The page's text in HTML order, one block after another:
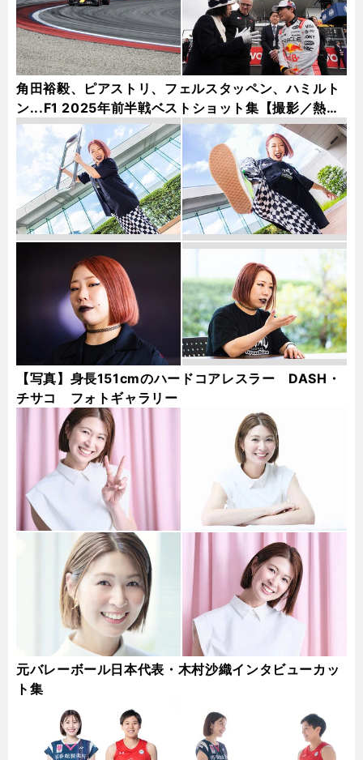
角田裕毅、ピアストリ、フェルスタッペン、ハミルト
ン...F1 2025年前半戦ベストショット集【撮影／熱田
護＆桜井淳雄】
【写真】身長151cmのハードコアレスラー DASH・
チサコ フォトギャラリー
元バレーボール日本代表・木村沙織インタビューカッ
ト集